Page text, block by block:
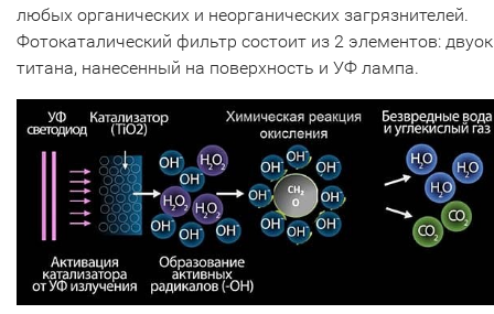
любых органических и неорганических загрязнителей.
Фотокаталический фильтр состоит из 2 элементов:
титана, нанесенный на поверхность и УФ лампа.